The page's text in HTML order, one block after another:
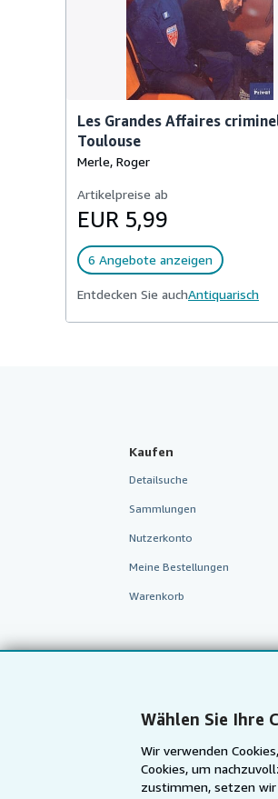
Wählen Sie Ihre
Wir verwenden
Cookies, um
zustimmen, setzen
Les Grandes Affaires
Toulouse
Merle, Roger
Artikelpreise ab
EUR 5,99
6 Angebote anzeigen
Entdecken Sie auchAntiquarisch
Kaufen
Detailsuche
Sammlungen
Nutzerkonto
Meine Bestellungen
Warenkorb